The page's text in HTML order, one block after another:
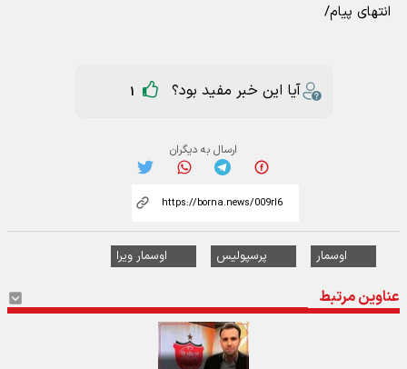
انتهای پیام/
آیا این خبر مفید بود؟ 1
ارسال به دیگران
اوسمار پرسپولیس اوسمار ویرا
عناوین مرتبط